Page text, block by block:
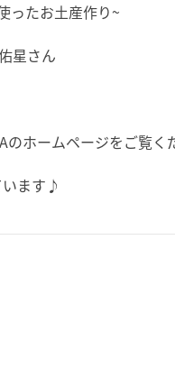
ったお土産作り~
星さん
ホームページをご覧
います♪